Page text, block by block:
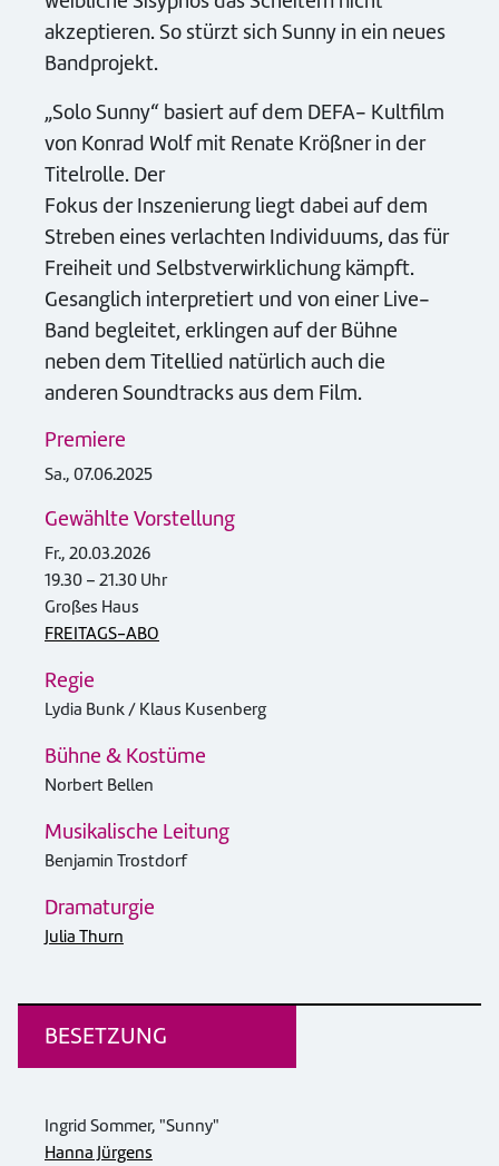
akzeptieren. So stürzt sich Sunny in ein neues
Bandprojekt.
„Solo Sunny“ basiert auf dem DEFA- Kultfilm
von Konrad Wolf mit Renate Krößner in der
Titelrolle. Der
Fokus der Inszenierung liegt dabei auf dem
Streben eines verlachten Individuums, das für
Freiheit und Selbstverwirklichung kämpft.
Gesanglich interpretiert und von einer Live-
Band begleitet, erklingen auf der Bühne
neben dem Titellied natürlich auch die
anderen Soundtracks aus dem Film.
Premiere
Sa., 07.06.2025
Gewählte Vorstellung
Fr., 20.03.2026
19.30 – 21.30 Uhr
Großes Haus
FREITAGS-ABO
Regie
Lydia Bunk / Klaus Kusenberg
Bühne & Kostüme
Norbert Bellen
Musikalische Leitung
Benjamin Trostdorf
Dramaturgie
Julia Thurn
BESETZUNG
Ingrid Sommer, "Sunny"
Hanna Jürgens